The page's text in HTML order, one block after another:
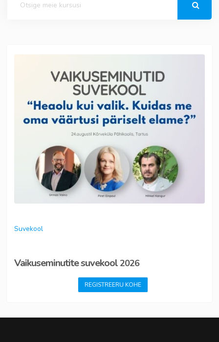
Suvekool
Vaikuseminutite suvekool 2026
REGISTREERU KOHE